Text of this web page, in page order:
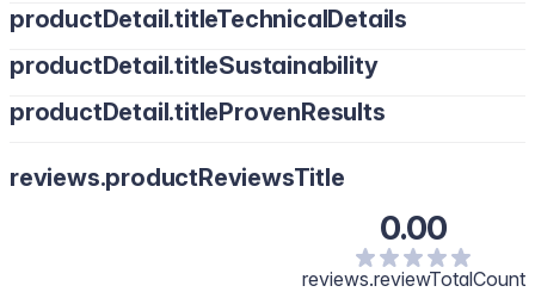
productDetail.titleTechnicalDetails
productDetail.titleSustainability
productDetail.titleProvenResults
reviews.productReviewsTitle
0.00
reviews.reviewTotalCount